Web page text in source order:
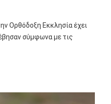
Ορθόδοξη Εκκλησία έχει
σύμφωνα με τις